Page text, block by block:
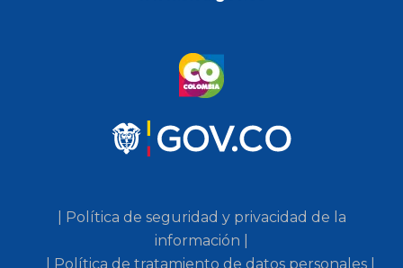
| Política de seguridad y privacidad de la
información |
| Política de tratamiento de datos personales |